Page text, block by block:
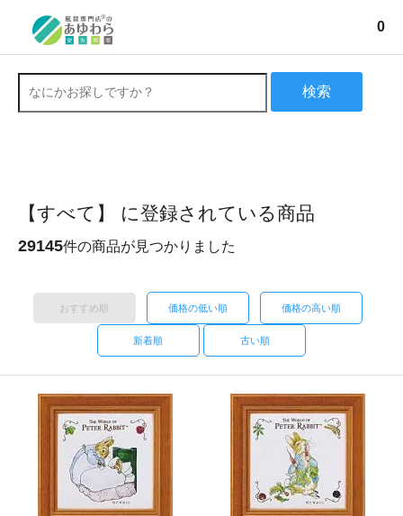
0
検索
【すべて】 に登録されている商品
29145件の商品が見つかりました
おすすめ順 価格の低い順 価格の高い順
新着順 古い順